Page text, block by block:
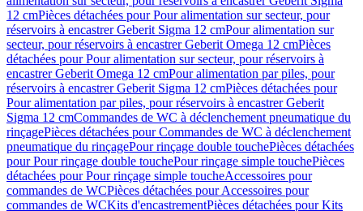
12 cmPièces détachées pour Pour alimentation sur secteur, pour
réservoirs à encastrer Geberit Sigma 12 cmPour alimentation sur
secteur, pour réservoirs à encastrer Geberit Omega 12 cmPièces
détachées pour Pour alimentation sur secteur, pour réservoirs à
encastrer Geberit Omega 12 cmPour alimentation par piles, pour
réservoirs à encastrer Geberit Sigma 12 cmPièces détachées pour
Pour alimentation par piles, pour réservoirs à encastrer Geberit
Sigma 12 cmCommandes de WC à déclenchement pneumatique du
rinçagePièces détachées pour Commandes de WC à déclenchement
pneumatique du rinçagePour rinçage double touchePièces détachées
pour Pour rinçage double touchePour rinçage simple touchePièces
détachées pour Pour rinçage simple toucheAccessoires pour
commandes de WCPièces détachées pour Accessoires pour
commandes de WCKits d'encastrementPièces détachées pour Kits